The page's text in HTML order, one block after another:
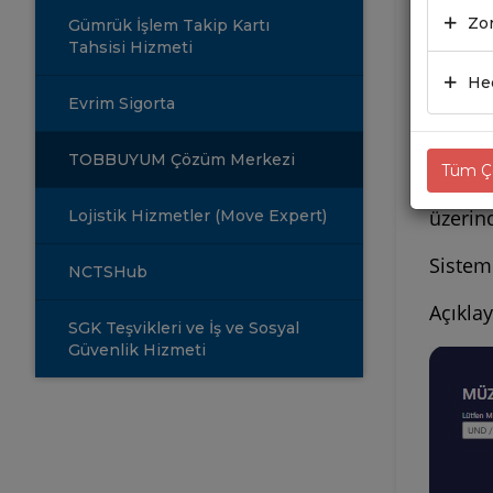
Gümrük İşlem Takip Kartı
Tahsisi Hizmeti
Evrim Sigorta
TOBBUYUM Çözüm Merkezi
Lojistik Hizmetler (Move Expert)
NCTSHub
SGK Teşvikleri ve İş ve Sosyal
Güvenlik Hizmeti
UND
ve iş
Tüm